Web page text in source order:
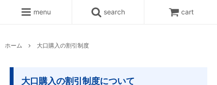
menu search cart
ホーム 大口購入の割引制度
大口購入の割引制度について